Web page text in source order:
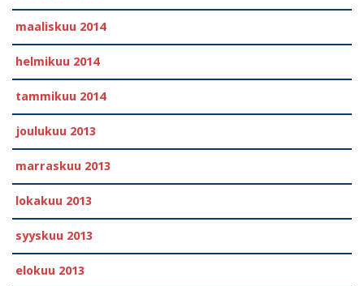
maaliskuu 2014
helmikuu 2014
tammikuu 2014
joulukuu 2013
marraskuu 2013
lokakuu 2013
syyskuu 2013
elokuu 2013